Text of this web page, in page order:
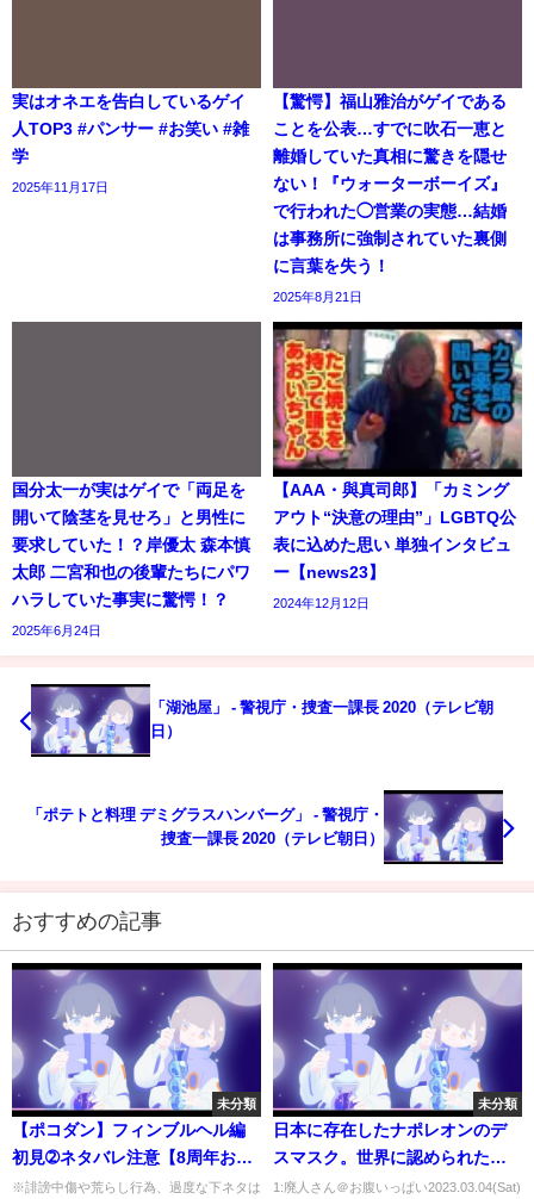
実はオネエを告白しているゲイ
人TOP3 #パンサー #お笑い #雑
学
2025年11月17日
【驚愕】福山雅治がゲイである
ことを公表…すでに吹石一恵と
離婚していた真相に驚きを隠せ
ない！『ウォーターボーイズ』
で行われた◯営業の実態…結婚
は事務所に強制されていた裏側
に言葉を失う！
2025年8月21日
国分太一が実はゲイで「両足を
開いて陰茎を見せろ」と男性に
要求していた！？岸優太 森本慎
太郎 二宮和也の後輩たちにパワ
ハラしていた事実に驚愕！？
2025年6月24日
【AAA・與真司郎】「カミング
アウト“決意の理由”」LGBTQ公
表に込めた思い 単独インタビュ
ー【news23】
2024年12月12日
「湖池屋」 - 警視庁・捜査一課長 2020（テレビ朝
日）
「ポテトと料理 デミグラスハンバーグ」 - 警視庁・
捜査一課長 2020（テレビ朝日）
おすすめの記事
未分類
【ポコダン】フィンブルヘル編
初見➁ネタバレ注意【8周年おめ
でとう！】
※誹謗中傷や荒らし行為、過度な下ネタは
未分類
日本に存在したナポレオンのデ
スマスク。世界に認められた唯
一の館で衝撃事実が判明しまし
1:廃人さん＠お腹いっぱい2023.03.04(Sat)